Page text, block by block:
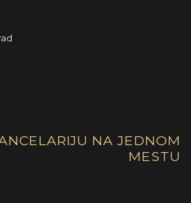
NA JEDNOM
MESTU